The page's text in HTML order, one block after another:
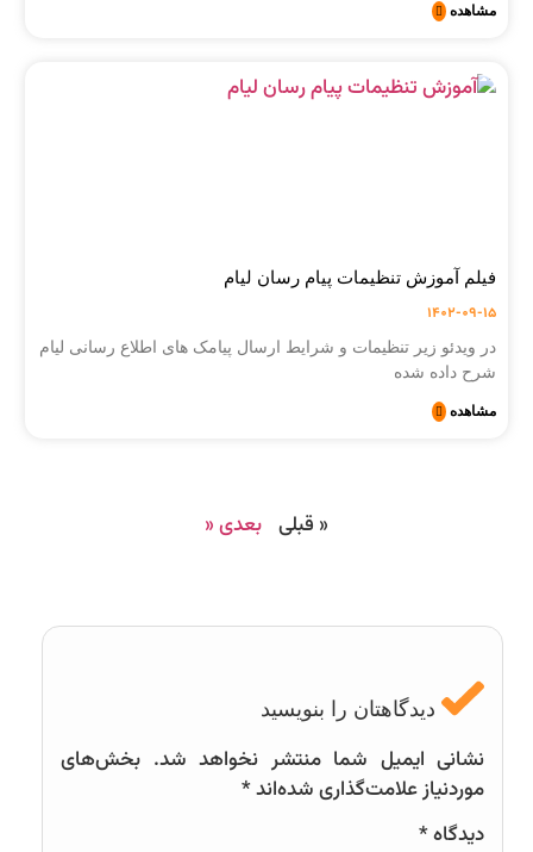
مشاهده
فیلم آموزش تنظیمات پیام رسان لیام
1402-09-15
در ویدئو زیر تنظیمات و شرایط ارسال پیامک های اطلاع رسانی لیام
شرح داده شده
مشاهده
« قبلی بعدی «
دیدگاهتان را بنویسید
نشانی ایمیل شما منتشر نخواهد شد. بخش‌های
موردنیاز علامت‌گذاری شده‌اند*
دیدگاه*